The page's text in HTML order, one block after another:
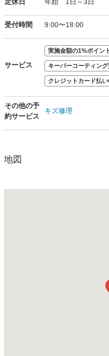
定休日 年始 1日～3日
受付時間 9:00〜18:00
サービス
実施金額の1%ポイン
キーパーコーティン
クレジットカード払
その他の予
約サービス
キズ修理
地図